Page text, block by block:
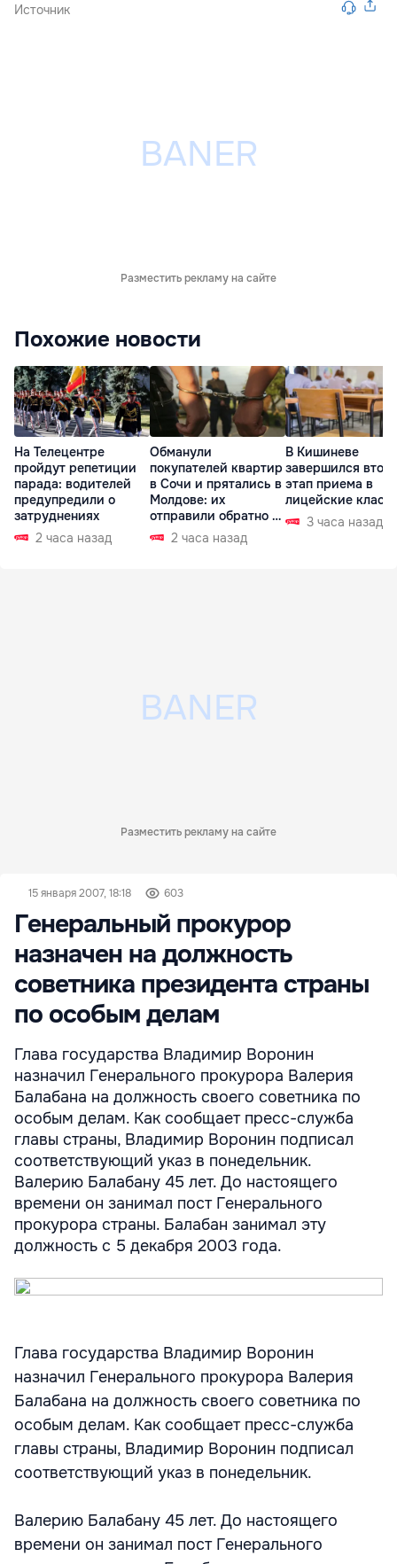
Источник
Разместить рекламу на сайте
Похожие новости
На Телецентре
пройдут репетиции
парада: водителей
предупредили о
затруднениях
2 часа назад
Обманули
покупателей квартир
в Сочи и прятались в
Молдове: их
отправили обратно в
РФ 2 часа назад
В Кишиневе
завершился
этап приема в
лицейские
3 часа назад
Разместить рекламу на сайте
15 января 2007, 18:18 603
Генеральный прокурор
назначен на должность
советника президента страны
по особым делам
Глава государства Владимир Воронин
назначил Генерального прокурора Валерия
Балабана на должность своего советника по
особым делам. Как сообщает пресс-служба
главы страны, Владимир Воронин подписал
соответствующий указ в понедельник.
Валерию Балабану 45 лет. До настоящего
времени он занимал пост Генерального
прокурора страны. Балабан занимал эту
должность с 5 декабря 2003 года.
Глава государства Владимир Воронин
назначил Генерального прокурора Валерия
Балабана на должность своего советника по
особым делам. Как сообщает пресс-служба
главы страны, Владимир Воронин подписал
соответствующий указ в понедельник.
Валерию Балабану 45 лет. До настоящего
времени он занимал пост Генерального